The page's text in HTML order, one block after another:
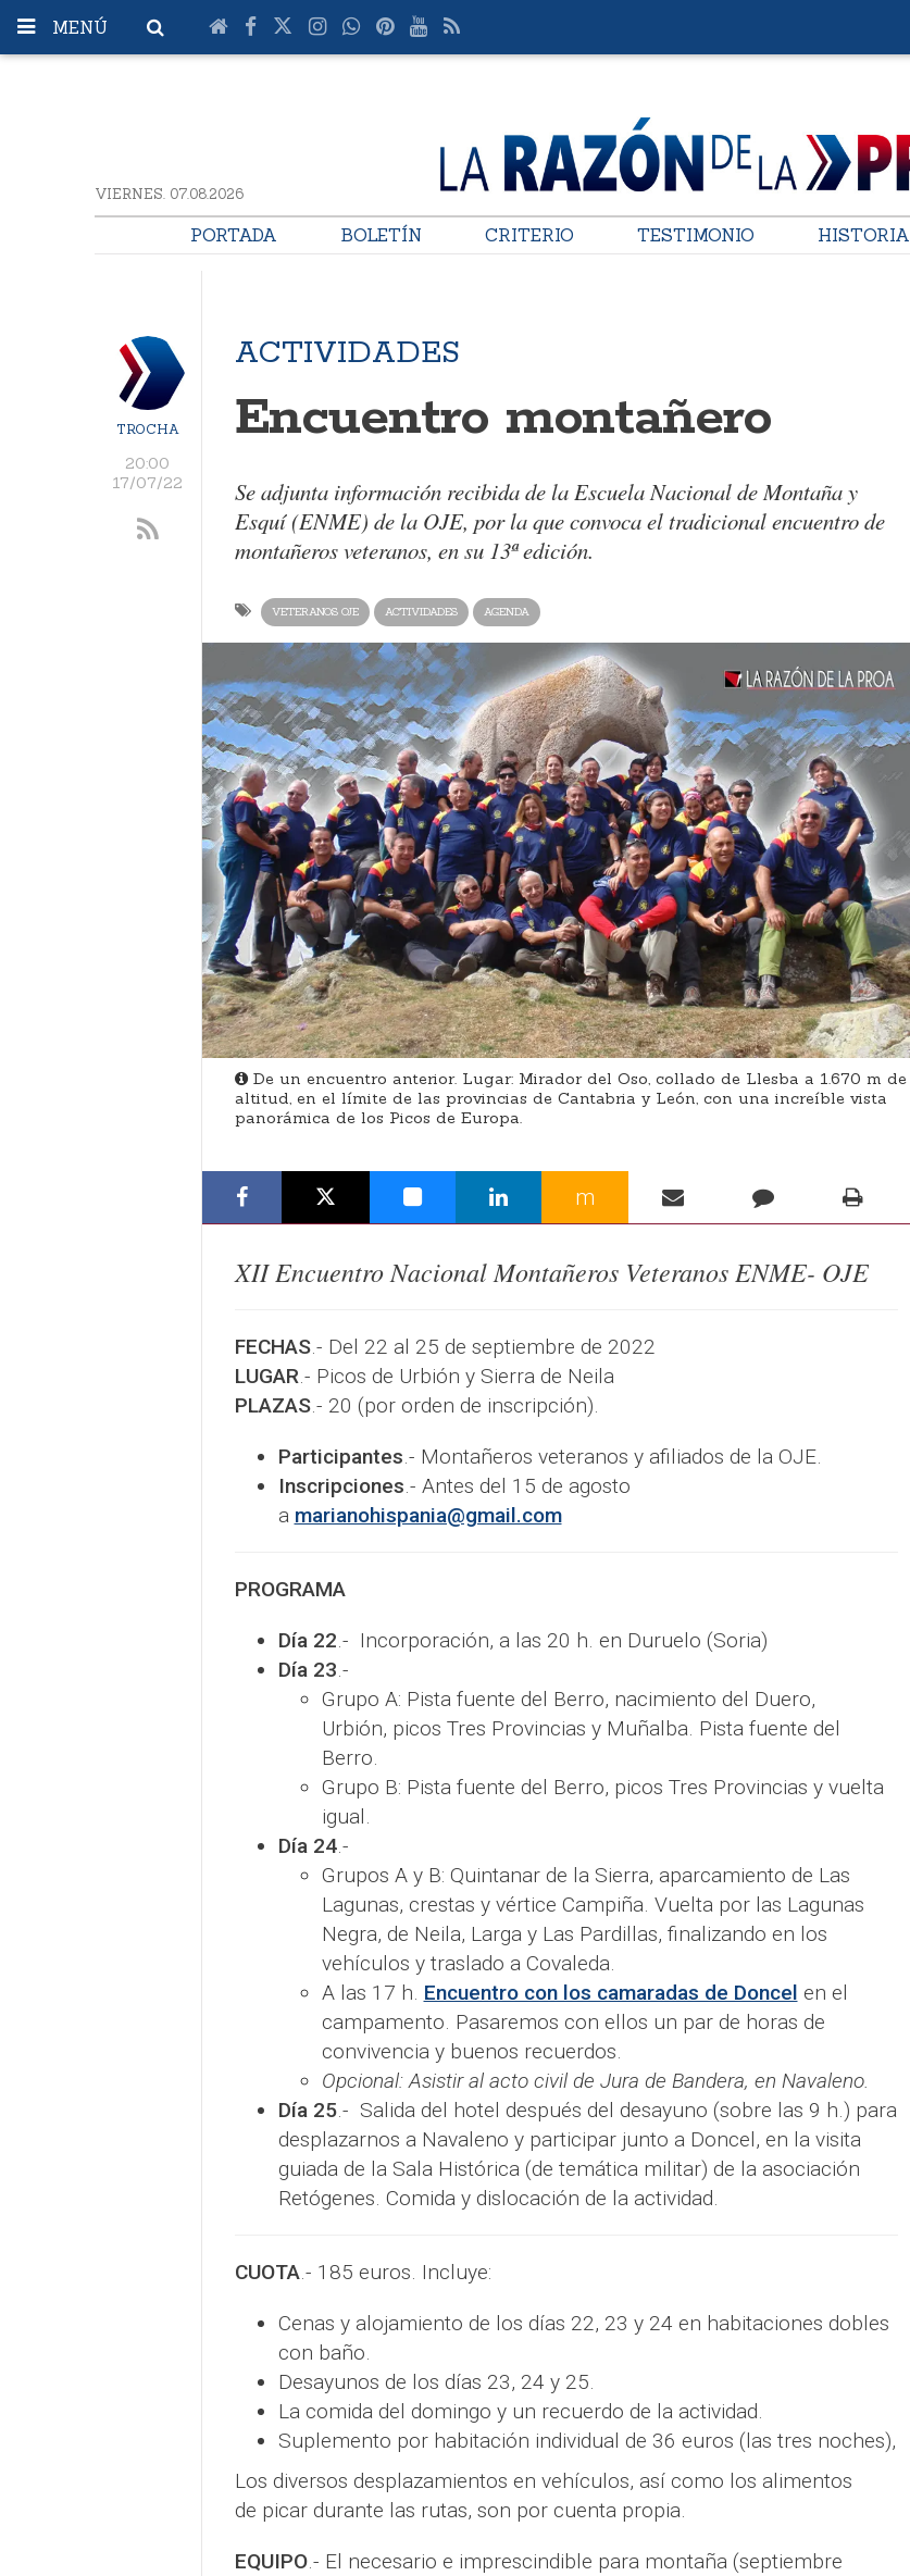
MENÚ
VIERNES. 07.08.2026
PORTADA BOLETÍN CRITERIO TESTIMONIO HISTORIA
TROCHA
20:00
17/07/22
ACTIVIDADES
Encuentro montañero
Se adjunta información recibida de la Escuela Nacional de Montaña y
Esquí (ENME) de la OJE, por la que convoca el tradicional encuentro de
montañeros veteranos, en su 13ª edición.
VETERANOS OJE ACTIVIDADES AGENDA
De un encuentro anterior. Lugar: Mirador del Oso, collado de Llesba a 1.670 m de
altitud, en el límite de las provincias de Cantabria y León, con una increíble vista
panorámica de los Picos de Europa.
m
XII Encuentro Nacional Montañeros Veteranos ENME- OJE
FECHAS.- Del 22 al 25 de septiembre de 2022
LUGAR.- Picos de Urbión y Sierra de Neila
PLAZAS.- 20 (por orden de inscripción).
Participantes.- Montañeros veteranos y afiliados de la OJE.
Inscripciones.- Antes del 15 de agosto
a marianohispania@gmail.com
PROGRAMA
Día 22.- Incorporación, a las 20 h. en Duruelo (Soria)
Día 23.-
Grupo A: Pista fuente del Berro, nacimiento del Duero,
Urbión, picos Tres Provincias y Muñalba. Pista fuente del
Berro.
Grupo B: Pista fuente del Berro, picos Tres Provincias y vuelta
igual.
Día 24.-
Grupos A y B: Quintanar de la Sierra, aparcamiento de Las
Lagunas, crestas y vértice Campiña. Vuelta por las Lagunas
Negra, de Neila, Larga y Las Pardillas, finalizando en los
vehículos y traslado a Covaleda.
A las 17 h. Encuentro con los camaradas de Doncel en el
campamento. Pasaremos con ellos un par de horas de
convivencia y buenos recuerdos.
Opcional: Asistir al acto civil de Jura de Bandera, en Navaleno.
Día 25.- Salida del hotel después del desayuno (sobre las 9 h.) para
desplazarnos a Navaleno y participar junto a Doncel, en la visita
guiada de la Sala Histórica (de temática militar) de la asociación
Retógenes. Comida y dislocación de la actividad.
CUOTA.- 185 euros. Incluye:
Cenas y alojamiento de los días 22, 23 y 24 en habitaciones dobles
con baño.
Desayunos de los días 23, 24 y 25.
La comida del domingo y un recuerdo de la actividad.
Suplemento por habitación individual de 36 euros (las tres noches),
Los diversos desplazamientos en vehículos, así como los alimentos
de picar durante las rutas, son por cuenta propia.
EQUIPO.- El necesario e imprescindible para montaña (septiembre